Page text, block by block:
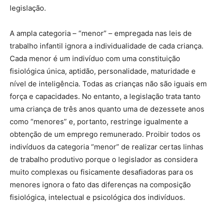
legislação.
A ampla categoria – “menor” – empregada nas leis de
trabalho infantil ignora a individualidade de cada criança.
Cada menor é um indivíduo com uma constituição
fisiológica única, aptidão, personalidade, maturidade e
nível de inteligência. Todas as crianças não são iguais em
força e capacidades. No entanto, a legislação trata tanto
uma criança de três anos quanto uma de dezessete anos
como “menores” e, portanto, restringe igualmente a
obtenção de um emprego remunerado. Proibir todos os
indivíduos da categoria “menor” de realizar certas linhas
de trabalho produtivo porque o legislador as considera
muito complexas ou fisicamente desafiadoras para os
menores ignora o fato das diferenças na composição
fisiológica, intelectual e psicológica dos indivíduos.